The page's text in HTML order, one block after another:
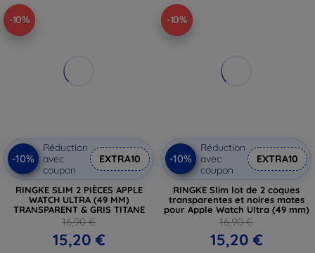
-10%
-10%
Réduction
avec
coupon
EXTRA10
RINGKE SLIM 2 PIÈCES APPLE
WATCH ULTRA (49 MM)
TRANSPARENT & GRIS TITANE
16,90 €
15,20 €
-10%
-10%
Réduction
avec
coupon
EXTRA10
RINGKE Slim lot de 2 coques
transparentes et noires mates
pour Apple Watch Ultra (49 mm)
16,90 €
15,20 €